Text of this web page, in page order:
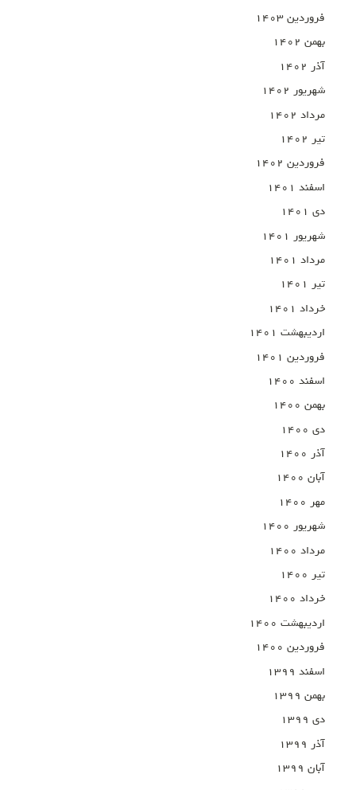
فروردین ۱۴۰۳
بهمن ۱۴۰۲
آذر ۱۴۰۲
شهریور ۱۴۰۲
مرداد ۱۴۰۲
تیر ۱۴۰۲
فروردین ۱۴۰۲
اسفند ۱۴۰۱
دی ۱۴۰۱
شهریور ۱۴۰۱
مرداد ۱۴۰۱
تیر ۱۴۰۱
خرداد ۱۴۰۱
اردیبهشت ۱۴۰۱
فروردین ۱۴۰۱
اسفند ۱۴۰۰
بهمن ۱۴۰۰
دی ۱۴۰۰
آذر ۱۴۰۰
آبان ۱۴۰۰
مهر ۱۴۰۰
شهریور ۱۴۰۰
مرداد ۱۴۰۰
تیر ۱۴۰۰
خرداد ۱۴۰۰
اردیبهشت ۱۴۰۰
فروردین ۱۴۰۰
اسفند ۱۳۹۹
بهمن ۱۳۹۹
دی ۱۳۹۹
آذر ۱۳۹۹
آبان ۱۳۹۹